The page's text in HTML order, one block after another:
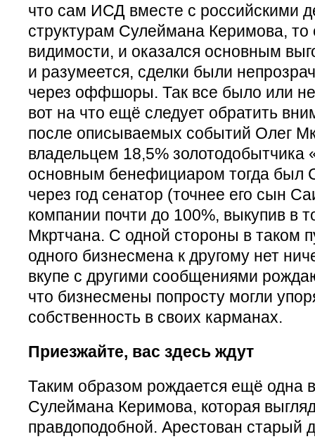
что сам ИСД вместе с российскими
структурам Сулеймана Керимова, то
видимости, и оказался основным
и разумеется, сделки были
через оффшоры. Так все было или
вот на что ещё следует обратить
после описываемых событий Олег
владельцем 18,5% золотодобытчика
основным бенефициаром тогда был
через год сенатор (точнее его сын
компании почти до 100%, выкупив в
Мкртчана. С одной стороны в таком
одного бизнесмена к другому нет
вкупе с другими сообщениями
что бизнесмены попросту могли
собственность в своих карманах.
Приезжайте, вас здесь ждут
Таким образом рождается ещё одна
Сулеймана Керимова, которая
правдоподобной. Арестован старый